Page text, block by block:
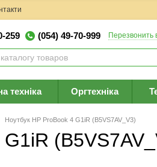
259 (054) 49-70-999 Перезвонить
техніка Оргтехніка
Ноутбук HP ProBook 4 G1iR (B5VS7AV_V3)